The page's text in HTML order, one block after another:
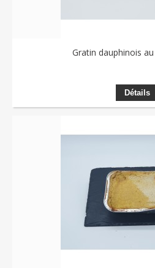
Gratin dauphinois
Détails